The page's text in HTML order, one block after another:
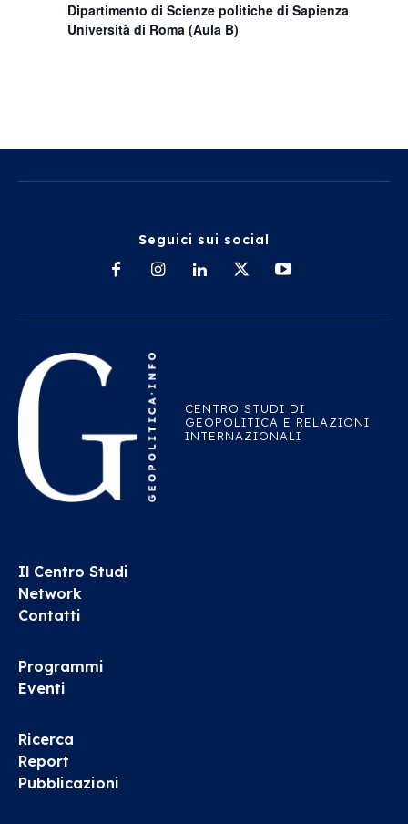
Dipartimento di Scienze politiche di Sapienza
Università di Roma (Aula B)
Seguici sui social
CENTRO STUDI DI
GEOPOLITICA E RELAZIONI
INTERNAZIONALI
Il Centro Studi
Network
Contatti
Programmi
Eventi
Ricerca
Report
Pubblicazioni